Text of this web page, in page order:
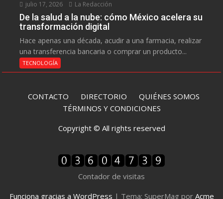
julio 17, 2026 La Redacción
De la salud a la nube: cómo México acelera su
transformación digital
Hace apenas una década, acudir a una farmacia, realizar
una transferencia bancaria o comprar un producto...
TECNOLOGÍA
CONTACTO DIRECTORIO QUIÉNES SOMOS
TÉRMINOS Y CONDICIONES
Copyright © All rights reserved
Contador de visitas
Funciona gracias a WordPress | Tema: SuperMag por Acme